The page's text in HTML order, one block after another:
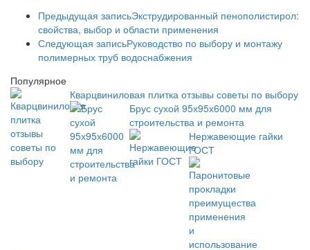
Предыдущая записьЭкструдированный пенополистирол:
свойства, выбор и области применения
Следующая записьРуководство по выбору и монтажу
полимерных труб водоснабжения
Популярное
Кварцвиниловая плитка отзывы советы по выбору
Брус сухой 95х95х6000 мм для
строительства и ремонта
Нержавеющие гайки
ГОСТ